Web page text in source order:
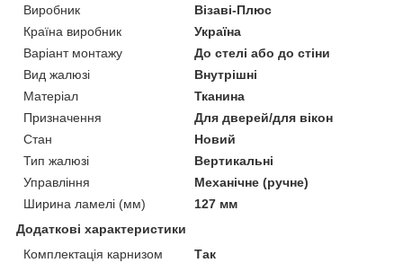
Виробник
Візаві-Плюс
Країна виробник
Україна
Варіант монтажу
До стелі або до стіни
Вид жалюзі
Внутрішні
Матеріал
Тканина
Призначення
Для дверей/для вікон
Стан
Новий
Тип жалюзі
Вертикальні
Управління
Механічне (ручне)
Ширина ламелі (мм)
127 мм
Додаткові характеристики
Комплектація карнизом
Так